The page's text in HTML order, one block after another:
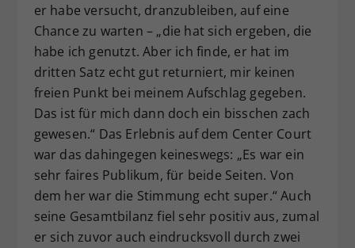
er habe versucht, dranzubleiben, auf eine
Chance zu warten – „die hat sich ergeben, die
habe ich genutzt. Aber ich finde, er hat im
dritten Satz echt gut returniert, mir keinen
freien Punkt bei meinem Aufschlag gegeben.
Das ist für mich dann doch ein bisschen zach
gewesen.“ Das Erlebnis auf dem Center Court
war das dahingegen keineswegs: „Es war ein
sehr faires Publikum, für beide Seiten. Von
dem her war die Stimmung echt super.“ Auch
seine Gesamtbilanz fiel sehr positiv aus, zumal
er sich zuvor auch eindrucksvoll durch zwei